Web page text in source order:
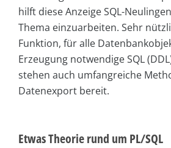
hilft diese Anzeige SQL-
Thema einzuarbeiten. Sehr
Funktion, für alle
Erzeugung notwendige SQL
stehen auch umfangreiche
Datenexport bereit.
Etwas Theorie rund um PL/SQL